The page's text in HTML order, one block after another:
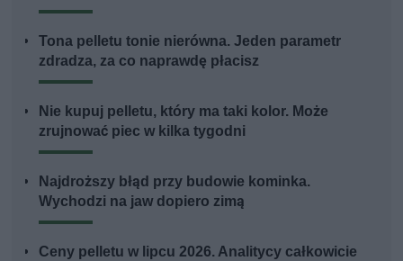
Tona pelletu tonie nierówna. Jeden parametr
zdradza, za co naprawdę płacisz
Nie kupuj pelletu, który ma taki kolor. Może
zrujnować piec w kilka tygodni
Najdroższy błąd przy budowie kominka.
Wychodzi na jaw dopiero zimą
Ceny pelletu w lipcu 2026. Analitycy całkowicie